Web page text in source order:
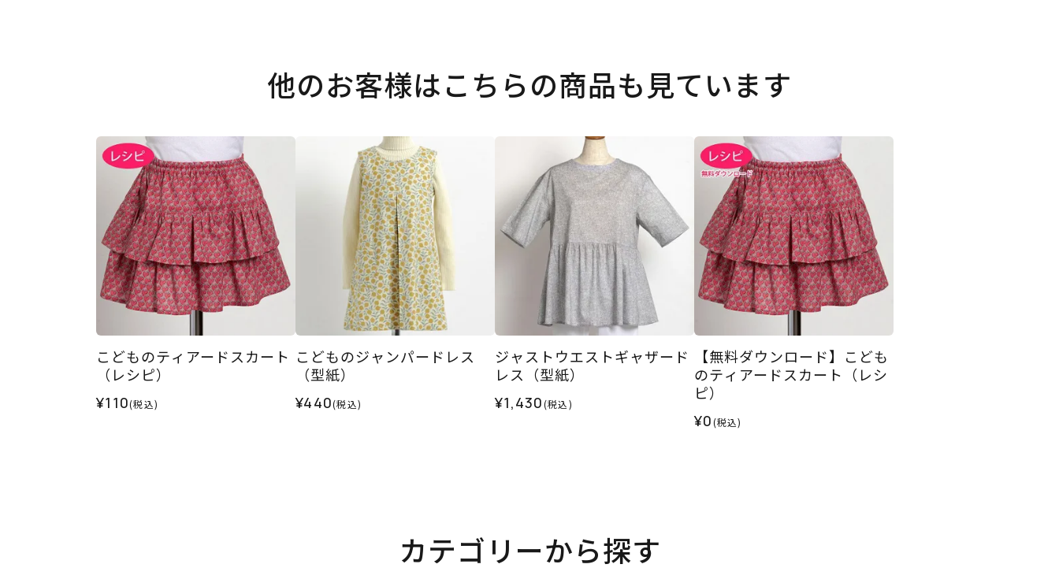
他のお客様はこちらの商品も見ています
こどものティアードスカート
（レシピ）
¥110(税込)
こどものジャンパードレス
（型紙）
¥440(税込)
ジャストウエストギャザード
レス（型紙）
¥1,430(税込)
【無料ダウンロード】こども
のティアードスカート（レシ
ピ）
¥0(税込)
カテゴリーから探す